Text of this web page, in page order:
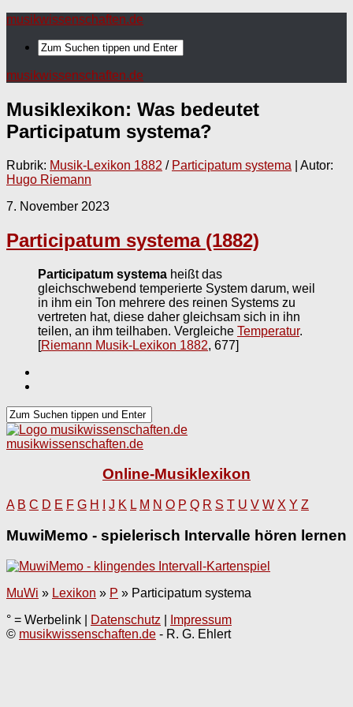
musikwissenschaften.de
musikwissenschaften.de
Musiklexikon: Was bedeutet
Participatum systema?
Rubrik: Musik-Lexikon 1882 / Participatum systema | Autor:
Hugo Riemann
7. November 2023
Participatum systema (1882)
Participatum systema heißt das
gleichschwebend temperierte System darum, weil
in ihm ein Ton mehrere des reinen Systems zu
vertreten hat, diese daher gleichsam sich in ihn
teilen, an ihm teilhaben. Vergleiche Temperatur.
[Riemann Musik-Lexikon 1882, 677]
musikwissenschaften.de
Online-Musiklexikon
A B C D E F G H J K L M N O P Q R S T U V W X Y Z
MuwiMemo - spielerisch Intervalle hören lernen
MuWi » Lexikon » P » Participatum systema
° = Werbelink |
Datenschutz
Impressum
© musikwissenschaften.de - R. G. Ehlert